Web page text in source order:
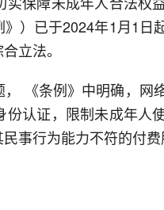
）已于2024年1月1日
立法。
《条例》中明确，网
认证，限制未成年人
事行为能力不符的付费